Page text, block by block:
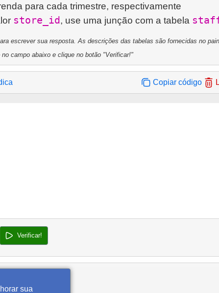
para cada trimestre, respectivamente
store_id, use uma junção com a tabela
escrever sua resposta. As descrições das tabelas são fornecidas no
campo abaixo e clique no botão "Verificar!"
Copiar código
Verificar!
sua